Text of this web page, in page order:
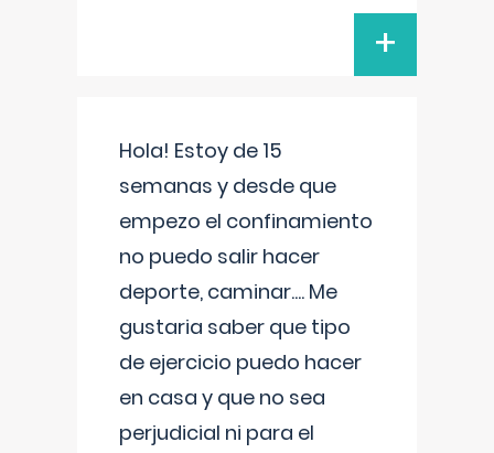
+
Hola! Estoy de 15
semanas y desde que
empezo el confinamiento
no puedo salir hacer
deporte, caminar.... Me
gustaria saber que tipo
de ejercicio puedo hacer
en casa y que no sea
perjudicial ni para el